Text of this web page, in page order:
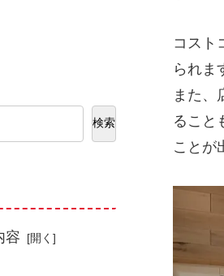
コスト
られま
また、
ること
ことが
検索
容